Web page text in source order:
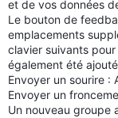
et de vos données
Le bouton de
emplacements
clavier suivants
également été
Envoyer un sourire :
Envoyer un
Un nouveau groupe